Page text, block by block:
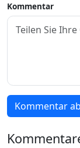
Kommentar
Kommentar